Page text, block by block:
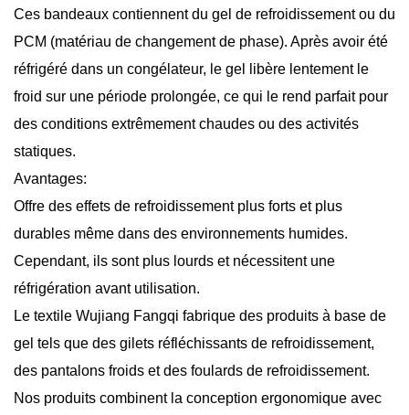
Ces bandeaux contiennent du gel de refroidissement ou du
PCM (matériau de changement de phase). Après avoir été
réfrigéré dans un congélateur, le gel libère lentement le
froid sur une période prolongée, ce qui le rend parfait pour
des conditions extrêmement chaudes ou des activités
statiques.
Avantages:
Offre des effets de refroidissement plus forts et plus
durables même dans des environnements humides.
Cependant, ils sont plus lourds et nécessitent une
réfrigération avant utilisation.
Le textile Wujiang Fangqi fabrique des produits à base de
gel tels que des gilets réfléchissants de refroidissement,
des pantalons froids et des foulards de refroidissement.
Nos produits combinent la conception ergonomique avec